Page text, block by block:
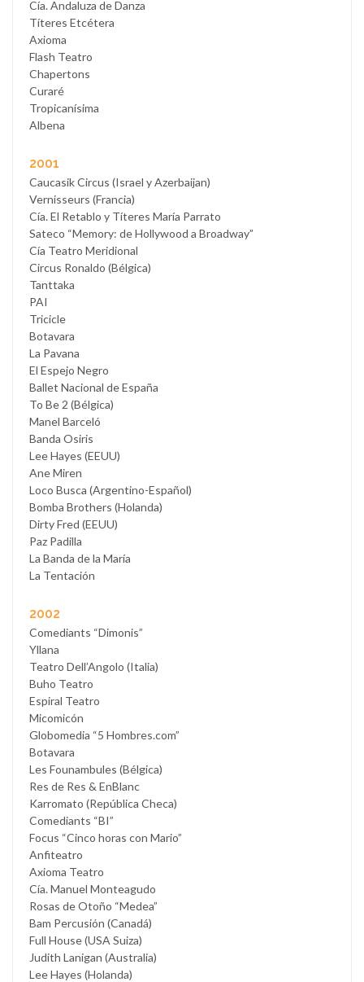
Cía. Andaluza de Danza
Títeres Etcétera
Axioma
Flash Teatro
Chapertons
Curaré
Tropicanísima
Albena
2001
Caucasik Circus (Israel y Azerbaijan)
Vernisseurs (Francia)
Cía. El Retablo y Títeres María Parrato
Sateco “Memory: de Hollywood a Broadway”
Cía Teatro Meridional
Circus Ronaldo (Bélgica)
Tanttaka
PAI
Tricicle
Botavara
La Pavana
El Espejo Negro
Ballet Nacional de España
To Be 2 (Bélgica)
Manel Barceló
Banda Osiris
Lee Hayes (EEUU)
Ane Miren
Loco Busca (Argentino-Español)
Bomba Brothers (Holanda)
Dirty Fred (EEUU)
Paz Padilla
La Banda de la María
La Tentación
2002
Comediants “Dimonis”
Yllana
Teatro Dell’Angolo (Italia)
Buho Teatro
Espiral Teatro
Micomicón
Globomedia “5 Hombres.com”
Botavara
Les Founambules (Bélgica)
Res de Res & EnBlanc
Karromato (República Checa)
Comediants “BI”
Focus “Cinco horas con Mario”
Anfiteatro
Axioma Teatro
Cía. Manuel Monteagudo
Rosas de Otoño “Medea”
Bam Percusión (Canadá)
Full House (USA Suiza)
Judith Lanigan (Australia)
Lee Hayes (Holanda)